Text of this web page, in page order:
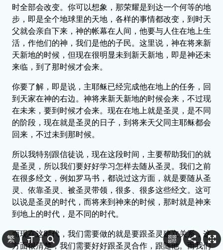
时全部会改变。你可以想象，那荣耀是到达一个何等的地
步，即是全个地球里的天地，各样的事情都改变，到时天
父就会亲自下来，神的帐幕在人间，他要与人住在地上生
活，作他们的神，我们是他的子民。这里说，神在将来新
天新地的时候，但现在很明显未到新天新地，即是神还未
来临，到了那时候才会来。
你要了解，即是说，主耶稣已经完成他在地上的任务，回
到天家在神的右边。神将来新天新地的时候会来，不过现
在未来，要到时候才会来。现在在地上就是圣灵，是不同
的阶段，现在就是圣灵的日子，到将来天父同主耶稣都会
回来，不过未到那时候。
所以我特别跟信徒说，现在这段时间，主要帮助我们的就
是圣灵，所以我们要好好学习怎样去随从圣灵。我们之前
在很多经文，例如罗马书，都说过这方面，就是要随从圣
灵、依靠圣灵、被圣灵带领，很多、很多这些经文。这可
以说是圣灵的时代，而将来到神来的时候，那时就是神来
到地上的时代，是不同的时代。
而现在这时代，我们需要做的就是要跟圣灵建立关系，这
方面很清楚，我们需要好好跟圣灵合作，跟随他。而我们
繁